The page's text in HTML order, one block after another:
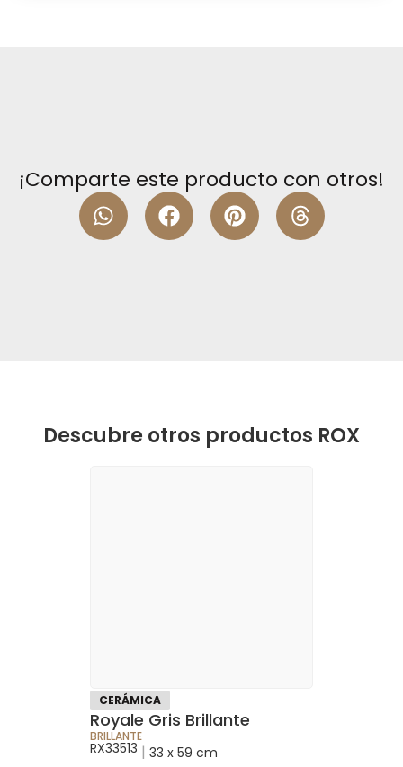
¡Comparte este producto con otros!
Descubre otros productos ROX
CERÁMICA
Royale Gris Brillante
BRILLANTE
RX33513 | 33 x 59 cm